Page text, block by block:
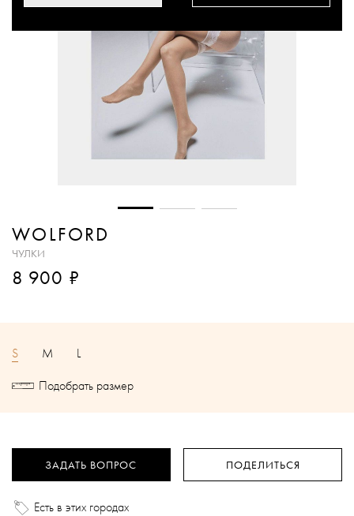
WOLFORD
ЧУЛКИ
8 900 ₽
S M
L
Подобрать размер
ЗАДАТЬ ВОПРОС ПОДЕЛИТЬСЯ
Есть в этих городах